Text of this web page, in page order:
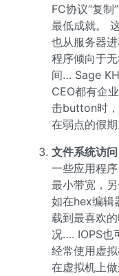
FC协议“复
最低成就。
也从服务器
程序倾向于
间… Sage
CEO都有企
击button时
在弱点的假期
文件系统访问
一些应用程
最小带宽，
如在hex编辑
载到最喜欢
况…. IOPS也
经常使用虚
在虚拟机上